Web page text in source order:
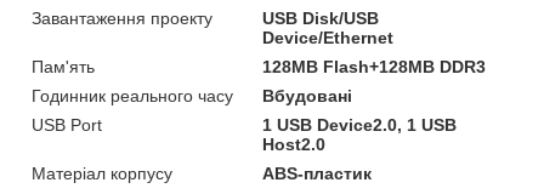
Завантаження проекту
USB Disk/USB
Device/Ethernet
Пам'ять
128MB Flash+128MB DDR3
Годинник реального часу
Вбудовані
USB Port
1 USB Device2.0, 1 USB
Host2.0
Матеріал корпусу
ABS-пластик